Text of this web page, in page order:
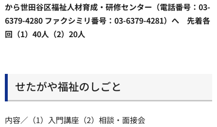
から世田谷区福祉人材育成・研修センター（電話番号：03-
6379-4280 ファクシミリ番号：03-6379-4281）へ 先着各
回（1）40人（2）20人
せたがや福祉のしごと
内容／（1）入門講座（2）相談・面接会